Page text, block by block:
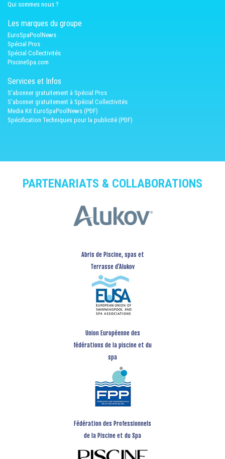
Qui sommes nous ?
Les marques du groupe
EuroSpaPoolNews
Spécial Pros
Spécial Collectivités
PiscineSpa.com
Services et Infos
S'abonner gratuitement à Spécial Pros
S'abonner gratuitement à Spécial Collectivités
Media Kit EuroSpaPoolNews (PDF)
Spécification Techniques pour la publicité (PDF)
PARTENARIATS & COLLABORATIONS
Abris de Piscine, spas et
Terrasse d’Alukov
Union Européenne des
fédérations de la piscine et du
spa
Fédération des Professionnels
de la Piscine et du Spa